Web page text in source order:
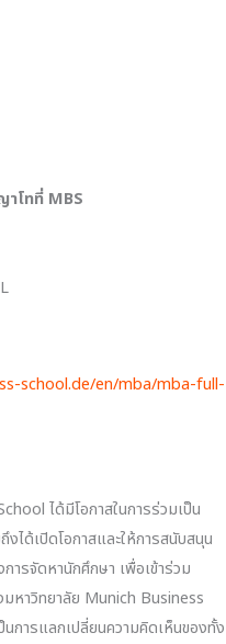
าโทที่ MBS
school.de/en/mba/mba-full-
ได้มีโอกาสในการร่วมเป็น
ด้เปิดโอกาสและให้การสนับสนุน
รจัดหานักศึกษา เพื่อเข้าร่วม
หาวิทยาลัย Munich Business
การแลกเปลี่ยนความคิดเห็นของทั้ง